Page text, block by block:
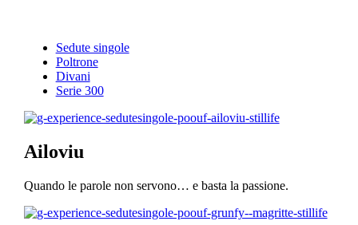
Sedute singole
Poltrone
Divani
Serie 300
Ailoviu
Quando le parole non servono… e basta la passione.